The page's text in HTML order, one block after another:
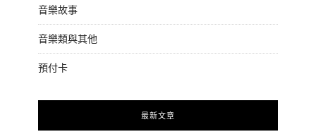
音樂故事
音樂類與其他
預付卡
最新文章